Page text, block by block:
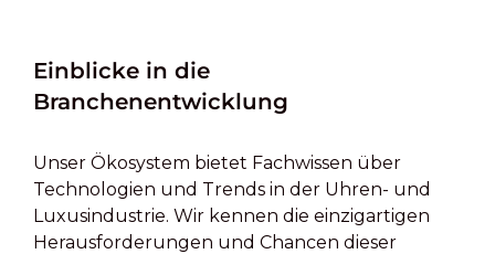
Einblicke in die
Branchenentwicklung
Unser Ökosystem bietet Fachwissen über
Technologien und Trends in der Uhren- und
Luxusindustrie. Wir kennen die einzigartigen
Herausforderungen und Chancen dieser